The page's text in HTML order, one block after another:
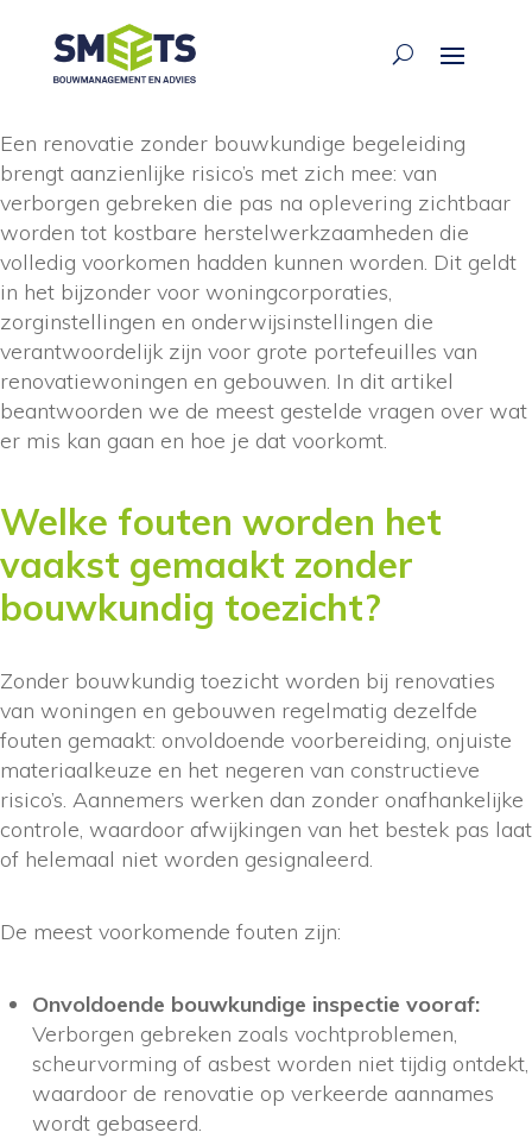
ariane waarsing
Een renovatie zonder bouwkundige begeleiding
brengt aanzienlijke risico’s met zich mee: van
verborgen gebreken die pas na oplevering zichtbaar
worden tot kostbare herstelwerkzaamheden die
volledig voorkomen hadden kunnen worden. Dit geldt
in het bijzonder voor woningcorporaties,
zorginstellingen en onderwijsinstellingen die
verantwoordelijk zijn voor grote portefeuilles van
renovatiewoningen en gebouwen. In dit artikel
beantwoorden we de meest gestelde vragen over wat
er mis kan gaan en hoe je dat voorkomt.
Welke fouten worden het
vaakst gemaakt zonder
bouwkundig toezicht?
Zonder bouwkundig toezicht worden bij renovaties
van woningen en gebouwen regelmatig dezelfde
fouten gemaakt: onvoldoende voorbereiding, onjuiste
materiaalkeuze en het negeren van constructieve
risico’s. Aannemers werken dan zonder onafhankelijke
controle, waardoor afwijkingen van het bestek pas laat
of helemaal niet worden gesignaleerd.
De meest voorkomende fouten zijn:
Onvoldoende bouwkundige inspectie vooraf:
Verborgen gebreken zoals vochtproblemen,
scheurvorming of asbest worden niet tijdig ontdekt,
waardoor de renovatie op verkeerde aannames
wordt gebaseerd.